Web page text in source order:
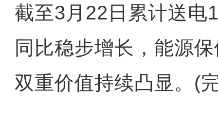
截至3月22日累计送电
同比稳步增长，能源
双重价值持续凸显。(